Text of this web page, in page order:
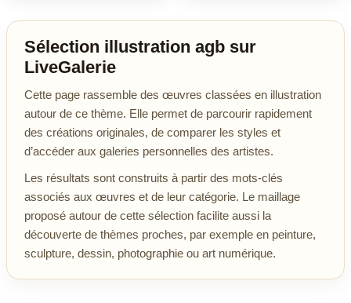
Sélection illustration agb sur
LiveGalerie
Cette page rassemble des œuvres classées en illustration
autour de ce thème. Elle permet de parcourir rapidement
des créations originales, de comparer les styles et
d’accéder aux galeries personnelles des artistes.
Les résultats sont construits à partir des mots-clés
associés aux œuvres et de leur catégorie. Le maillage
proposé autour de cette sélection facilite aussi la
découverte de thèmes proches, par exemple en peinture,
sculpture, dessin, photographie ou art numérique.